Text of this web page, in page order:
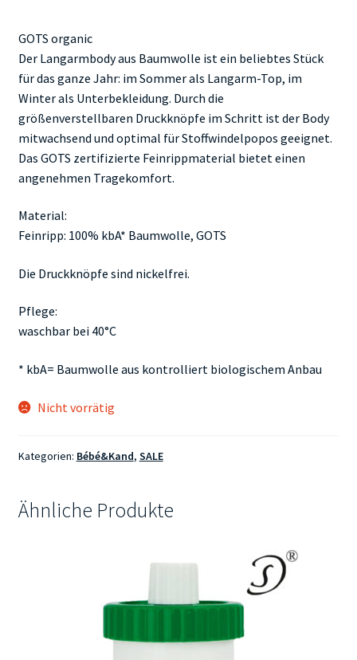
war:
16,90 €8,45 €.
GOTS organic
Der Langarmbody aus Baumwolle ist ein beliebtes Stück
für das ganze Jahr: im Sommer als Langarm-Top, im
Winter als Unterbekleidung. Durch die
größenverstellbaren Druckknöpfe im Schritt ist der Body
mitwachsend und optimal für Stoffwindelpopos geeignet.
Das GOTS zertifizierte Feinrippmaterial bietet einen
angenehmen Tragekomfort.
Material:
Feinripp: 100% kbA* Baumwolle, GOTS
Die Druckknöpfe sind nickelfrei.
Pflege:
waschbar bei 40°C
* kbA= Baumwolle aus kontrolliert biologischem Anbau
Nicht vorrätig
Kategorien: Bébé&Kand, SALE
Ähnliche Produkte